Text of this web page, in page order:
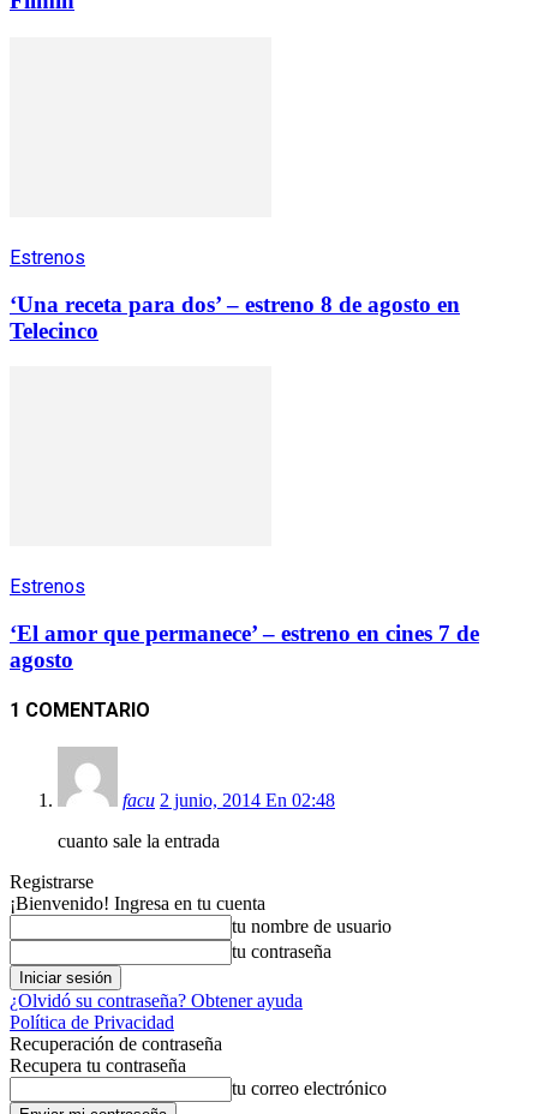
Estrenos
‘Una receta para dos’ – estreno 8 de agosto en
Telecinco
Estrenos
‘El amor que permanece’ – estreno en cines 7 de
agosto
1 COMENTARIO
facu 2 junio, 2014 En 02:48
cuanto sale la entrada
Registrarse
¡Bienvenido! Ingresa en tu cuenta
tu nombre de usuario
tu contraseña
¿Olvidó su contraseña? Obtener ayuda
Política de Privacidad
Recuperación de contraseña
Recupera tu contraseña
tu correo electrónico